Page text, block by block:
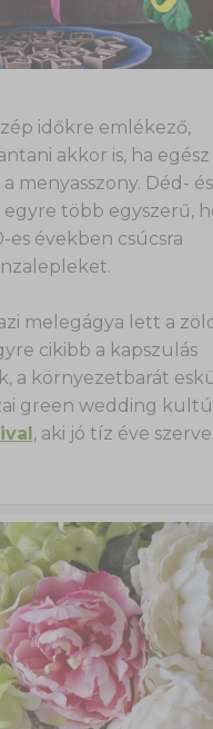
időkre emlékező,
akkor is, ha egész
menyasszony. Déd- és
több egyszerű,
években csúcsra
melegágya lett a
cikibb a kapszulás
a környezetbarát
green wedding
, aki jó tíz éve